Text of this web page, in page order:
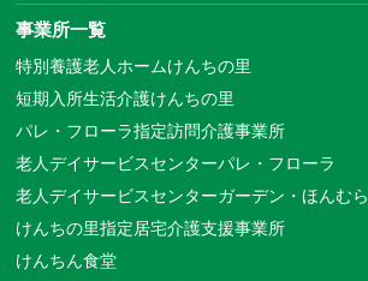
事業所一覧
特別養護老人ホームけんちの里
短期入所生活介護けんちの里
パレ・フローラ指定訪問介護事業所
老人デイサービスセンターパレ・フローラ
老人デイサービスセンターガーデン・ほんむら
けんちの里指定居宅介護支援事業所
けんちん食堂